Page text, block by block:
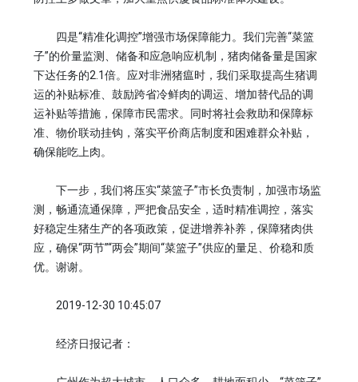
四是“精准化调控”增强市场保障能力。我们完善“菜篮
子”的价量监测、储备和应急响应机制，猪肉储备量是国家
下达任务的2.1倍。应对非洲猪瘟时，我们采取提高生猪调
运的补贴标准、鼓励跨省冷鲜肉的调运、增加替代品的调
运补贴等措施，保障市民需求。同时将社会救助和保障标
准、物价联动挂钩，落实平价商店制度和困难群众补贴，
确保能吃上肉。
下一步，我们将压实“菜篮子”市长负责制，加强市场监
测，畅通流通保障，严把食品安全，适时精准调控，落实
好稳定生猪生产的各项政策，促进增养补养，保障猪肉供
应，确保“两节”“两会”期间“菜篮子”供应的量足、价稳和质
优。谢谢。
2019-12-30 10:45:07
经济日报记者：